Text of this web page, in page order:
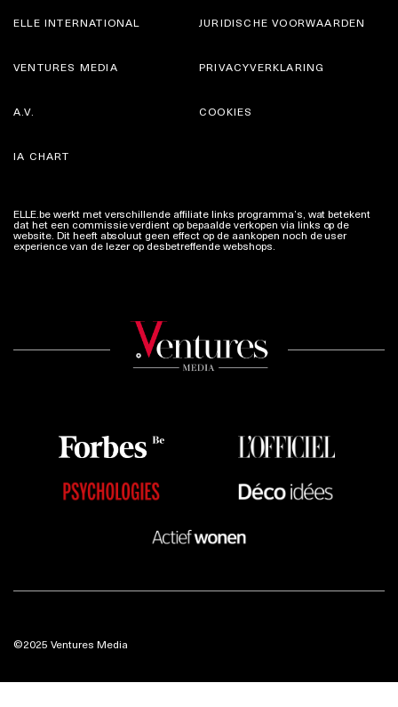
ELLE INTERNATIONAL
VENTURES MEDIA
JURIDISCHE VOORWAARDEN
PRIVACYVERKLARING
A.V.
IA CHART
COOKIES
ELLE.be werkt met verschillende affiliate links programma’s, wat betekent
dat het een commissie verdient op bepaalde verkopen via links op de
website. Dit heeft absoluut geen effect op de aankopen noch de user
experience van de lezer op desbetreffende webshops.
©2025 Ventures Media